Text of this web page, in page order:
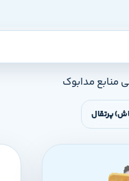
منابع مدابوک
پرتقال